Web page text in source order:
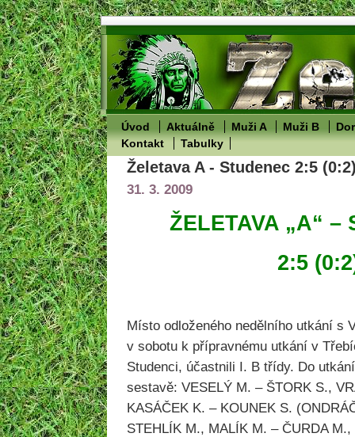
Úvod Aktuálně Muži A Muži B
Kontakt
Tabulky
Želetava A - Studenec 2:5
31. 3. 2009
ŽELETAVA „A“ –
2:5
Místo odloženého nedělního utkání s
v sobotu k přípravnému utkání v
Studenci, účastnili I. B třídy. Do
sestavě: VESELÝ M. – ŠTORK S.,
KASÁČEK K. – KOUNEK S.
STEHLÍK M., MALÍK M. – ČURDA